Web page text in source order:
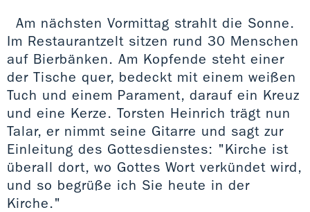
Am nächsten Vormittag strahlt die Sonne.
Im Restaurantzelt sitzen rund 30 Menschen
auf Bierbänken. Am Kopfende steht einer
der Tische quer, bedeckt mit einem weißen
Tuch und einem Parament, darauf ein Kreuz
und eine Kerze. Torsten Heinrich trägt nun
Talar, er nimmt seine Gitarre und sagt zur
Einleitung des Gottesdienstes: "Kirche ist
überall dort, wo Gottes Wort verkündet wird,
und so begrüße ich Sie heute in der
Kirche."